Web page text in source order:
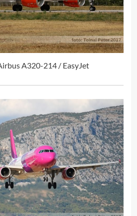
A320-214 / EasyJet